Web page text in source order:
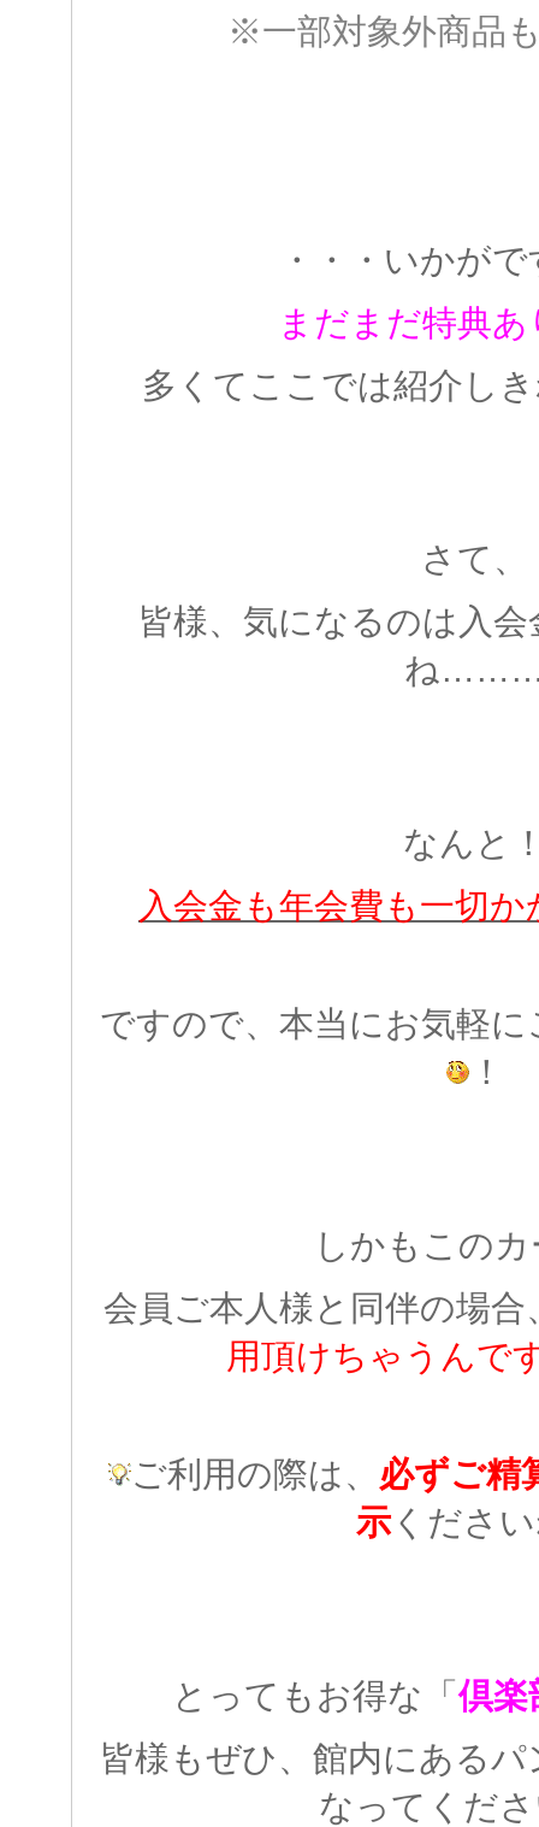
※一部対象外商品
・・・いかが
まだまだ特典
多くてここでは紹介し
さて、
皆様、気になるのは入
ね
なんと
入会金も年会費も一切
ですので、本当にお気軽
！
しかもこの
会員ご本人様と同伴の場合
用頂けちゃうんで
ご利用の際は、 必ずご精
示くださ
とってもお得な「倶楽
皆様もぜひ、館内にある
なってくだ